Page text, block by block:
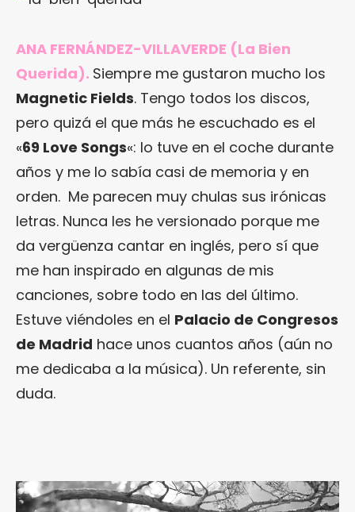
ANA FERNÁNDEZ-VILLAVERDE (La Bien
Querida). Siempre me gustaron mucho los
Magnetic Fields. Tengo todos los discos,
pero quizá el que más he escuchado es el
«69 Love Songs«: lo tuve en el coche durante
años y me lo sabía casi de memoria y en
orden. Me parecen muy chulas sus irónicas
letras. Nunca les he versionado porque me
da vergüenza cantar en inglés, pero sí que
me han inspirado en algunas de mis
canciones, sobre todo en las del último.
Estuve viéndoles en el Palacio de Congresos
de Madrid hace unos cuantos años (aún no
me dedicaba a la música). Un referente, sin
duda.